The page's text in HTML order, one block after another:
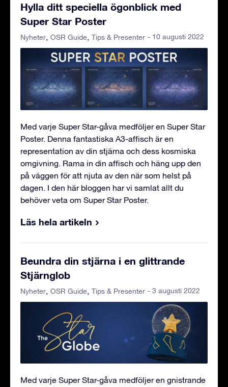
Hylla ditt speciella ögonblick med
Super Star Poster
Nyheter OSR Guide Tips & Presenter - 10 augusti 2022
Med varje Super Star-gåva medföljer en Super Star
Poster. Denna fantastiska A3-affisch är en
representation av din stjärna och dess kosmiska
omgivning. Rama in din affisch och häng upp den
på väggen för att njuta av den när som helst på
dagen. I den här bloggen har vi samlat allt du
behöver veta om Super Star Poster.
Läs hela artikeln
Beundra din stjärna i en glittrande
Stjärnglob
Nyheter OSR Guide Tips & Presenter - 3 augusti 2022
Med varje Super Star-gåva medföljer en gnistrande